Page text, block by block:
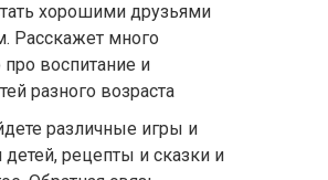
хорошими друзьями
Расскажет много
про воспитание и
разного возраста
различные игры и
детей, рецепты и сказки и